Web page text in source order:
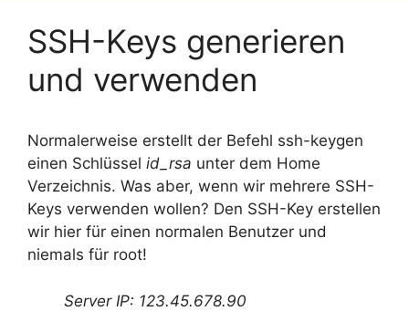
SSH-Keys generieren
und verwenden
Normalerweise erstellt der Befehl ssh-keygen
einen Schlüssel id_rsa unter dem Home
Verzeichnis. Was aber, wenn wir mehrere SSH-
Keys verwenden wollen? Den SSH-Key erstellen
wir hier für einen normalen Benutzer und
niemals für root!
Server IP: 123.45.678.90